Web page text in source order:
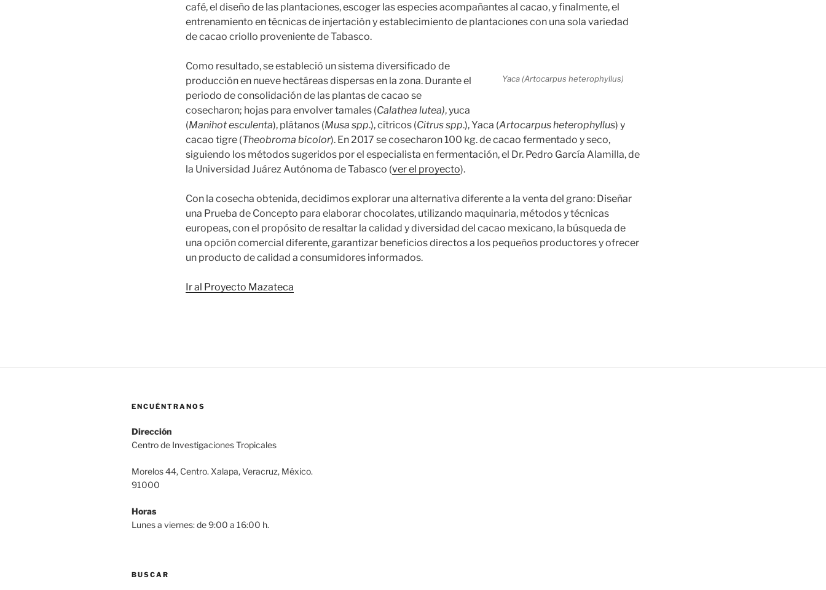
café, el diseño de las plantaciones, escoger las especies acompañantes al cacao, y finalmente, el
entrenamiento en técnicas de injertación y establecimiento de plantaciones con una sola variedad
de cacao criollo proveniente de Tabasco.
Yaca (Artocarpus heterophyllus)
Como resultado, se estableció un sistema diversificado de
producción en nueve hectáreas dispersas en la zona. Durante el
periodo de consolidación de las plantas de cacao se
cosecharon; hojas para envolver tamales (Calathea lutea), yuca
(Manihot esculenta), plátanos (Musa spp.), cítricos (Citrus spp.), Yaca (Artocarpus heterophyllus) y
cacao tigre (Theobroma bicolor). En 2017 se cosecharon 100 kg. de cacao fermentado y seco,
siguiendo los métodos sugeridos por el especialista en fermentación, el Dr. Pedro García Alamilla, de
la Universidad Juárez Autónoma de Tabasco (ver el proyecto).
Con la cosecha obtenida, decidimos explorar una alternativa diferente a la venta del grano: Diseñar
una Prueba de Concepto para elaborar chocolates, utilizando maquinaria, métodos y técnicas
europeas, con el propósito de resaltar la calidad y diversidad del cacao mexicano, la búsqueda de
una opción comercial diferente, garantizar beneficios directos a los pequeños productores y ofrecer
un producto de calidad a consumidores informados.
Ir al Proyecto Mazateca
ENCUÉNTRANOS
Dirección
Centro de Investigaciones Tropicales
Morelos 44, Centro. Xalapa, Veracruz, México.
91000
Horas
Lunes a viernes: de 9:00 a 16:00 h.
BUSCAR